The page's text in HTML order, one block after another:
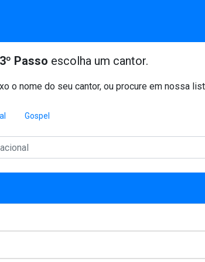
3º Passo escolha um cantor.
o nome do seu cantor, ou procure em nossa
Gospel